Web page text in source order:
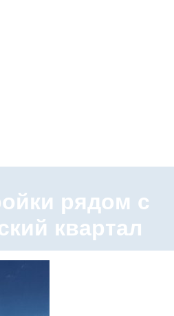
рядом с
квартал